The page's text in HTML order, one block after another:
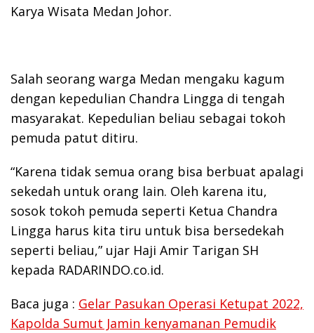
Karya Wisata Medan Johor.
Salah seorang warga Medan mengaku kagum
dengan kepedulian Chandra Lingga di tengah
masyarakat. Kepedulian beliau sebagai tokoh
pemuda patut ditiru.
“Karena tidak semua orang bisa berbuat apalagi
sekedah untuk orang lain. Oleh karena itu,
sosok tokoh pemuda seperti Ketua Chandra
Lingga harus kita tiru untuk bisa bersedekah
seperti beliau,” ujar Haji Amir Tarigan SH
kepada RADARINDO.co.id.
Baca juga : Gelar Pasukan Operasi Ketupat 2022,
Kapolda Sumut Jamin kenyamanan Pemudik